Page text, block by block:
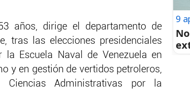
años, dirige el departamento de
tras las elecciones presidenciales
la Escuela Naval de Venezuela en
y en gestión de vertidos petroleros,
Administrativas por la
9